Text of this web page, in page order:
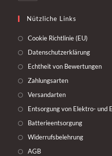
Nützliche Links
Cookie Richtlinie (EU)
Datenschutzerklärung
Echtheit von Bewertungen
Zahlungsarten
Versandarten
Entsorgung von Elektro- und
Batterieentsorgung
Widerrufsbelehrung
AGB